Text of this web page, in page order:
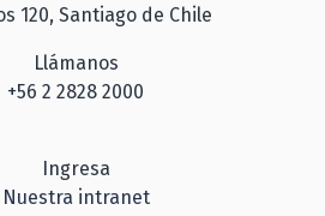
120, Santiago de Chile
Llámanos
+56 2 2828 2000
Ingresa
Nuestra intranet